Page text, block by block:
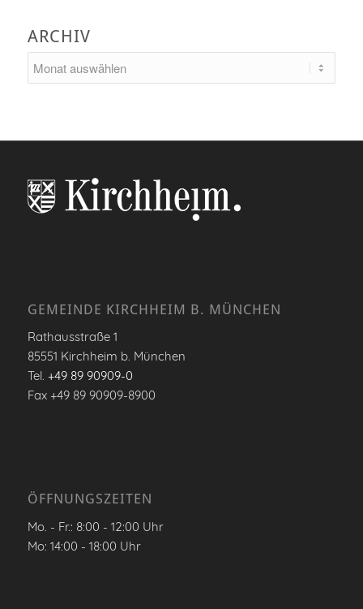
ARCHIV
GEMEINDE KIRCHHEIM B. MÜNCHEN
Rathausstraße 1
85551 Kirchheim b. München
Tel. +49 89 90909-0
Fax +49 89 90909-8900
ÖFFNUNGSZEITEN
Mo. - Fr.: 8:00 - 12:00 Uhr
Mo: 14:00 - 18:00 Uhr